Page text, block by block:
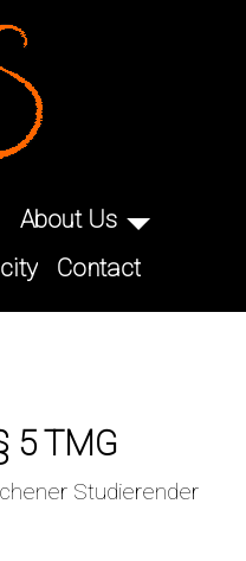
About Us
Contact
5 TMG
Studierender